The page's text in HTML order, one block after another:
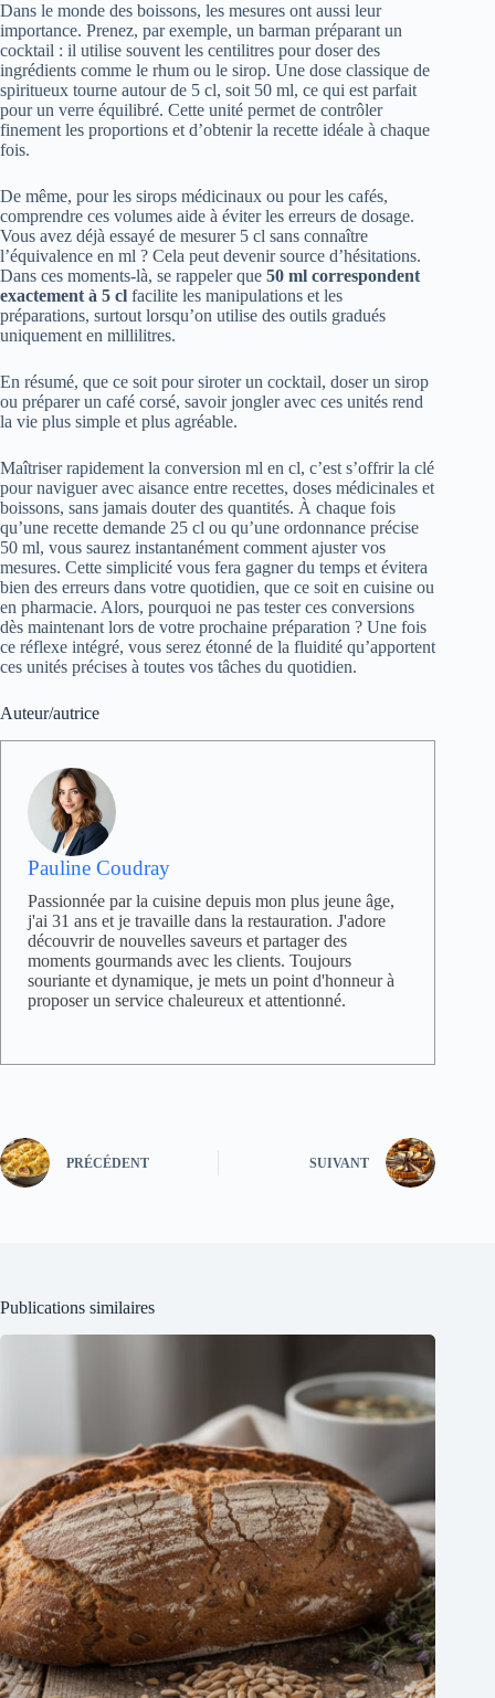
Dans le monde des boissons, les mesures ont aussi leur
importance. Prenez, par exemple, un barman préparant un
cocktail : il utilise souvent les centilitres pour doser des
ingrédients comme le rhum ou le sirop. Une dose classique de
spiritueux tourne autour de 5 cl, soit 50 ml, ce qui est parfait
pour un verre équilibré. Cette unité permet de contrôler
finement les proportions et d’obtenir la recette idéale à chaque
fois.
De même, pour les sirops médicinaux ou pour les cafés,
comprendre ces volumes aide à éviter les erreurs de dosage.
Vous avez déjà essayé de mesurer 5 cl sans connaître
l’équivalence en ml ? Cela peut devenir source d’hésitations.
Dans ces moments-là, se rappeler que 50 ml correspondent
exactement à 5 cl facilite les manipulations et les
préparations, surtout lorsqu’on utilise des outils gradués
uniquement en millilitres.
En résumé, que ce soit pour siroter un cocktail, doser un sirop
ou préparer un café corsé, savoir jongler avec ces unités rend
la vie plus simple et plus agréable.
Maîtriser rapidement la conversion ml en cl, c’est s’offrir la clé
pour naviguer avec aisance entre recettes, doses médicinales et
boissons, sans jamais douter des quantités. À chaque fois
qu’une recette demande 25 cl ou qu’une ordonnance précise
50 ml, vous saurez instantanément comment ajuster vos
mesures. Cette simplicité vous fera gagner du temps et évitera
bien des erreurs dans votre quotidien, que ce soit en cuisine ou
en pharmacie. Alors, pourquoi ne pas tester ces conversions
dès maintenant lors de votre prochaine préparation ? Une fois
ce réflexe intégré, vous serez étonné de la fluidité qu’apportent
ces unités précises à toutes vos tâches du quotidien.
Auteur/autrice
Pauline Coudray
Passionnée par la cuisine depuis mon plus jeune âge,
j'ai 31 ans et je travaille dans la restauration. J'adore
découvrir de nouvelles saveurs et partager des
moments gourmands avec les clients. Toujours
souriante et dynamique, je mets un point d'honneur à
proposer un service chaleureux et attentionné.
PRÉCÉDENT SUIVANT
Publications similaires